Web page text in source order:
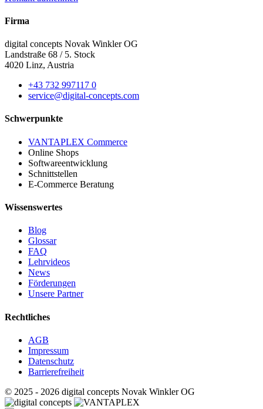
Firma
digital concepts Novak Winkler OG
Landstraße 68 / 5. Stock
4020 Linz, Austria
+43 732 997117 0
service@digital-concepts.com
Schwerpunkte
VANTAPLEX Commerce
Online Shops
Softwareentwicklung
Schnittstellen
E-Commerce Beratung
Wissenswertes
Blog
Glossar
FAQ
Lehrvideos
News
Förderungen
Unsere Partner
Rechtliches
AGB
Impressum
Datenschutz
Barrierefreiheit
© 2025 - 2026 digital concepts Novak Winkler OG